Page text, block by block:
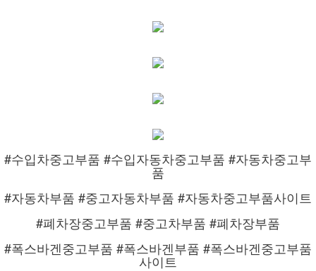
#수입차중고부품 #수입자동차중고부품 #자동차중고부
품
#자동차부품 #중고자동차부품 #자동차중고부품사이트
#폐차장중고부품 #중고차부품 #폐차장부품
#폭스바겐중고부품 #폭스바겐부품 #폭스바겐중고부품
사이트